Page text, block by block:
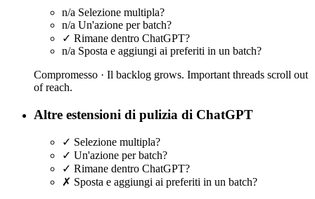
n/a Selezione multipla?
n/a Un'azione per batch?
✓ Rimane dentro ChatGPT?
n/a Sposta e aggiungi ai preferiti in un batch?
Compromesso · Il backlog grows. Important threads scroll out
of reach.
Altre estensioni di pulizia di ChatGPT
✓ Selezione multipla?
✓ Un'azione per batch?
✓ Rimane dentro ChatGPT?
✗ Sposta e aggiungi ai preferiti in un batch?